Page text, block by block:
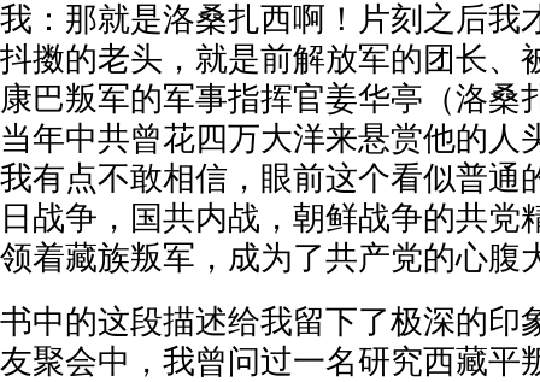
我：那就是洛桑扎西啊！片刻之后我
抖擞的老头，就是前解放军的团长、
康巴叛军的军事指挥官姜华亭（洛桑
当年中共曾花四万大洋来悬赏他的人
我有点不敢相信，眼前这个看似普通
日战争，国共内战，朝鲜战争的共党
领着藏族叛军，成为了共产党的心腹
书中的这段描述给我留下了极深的印
友聚会中，我曾问过一名研究西藏平